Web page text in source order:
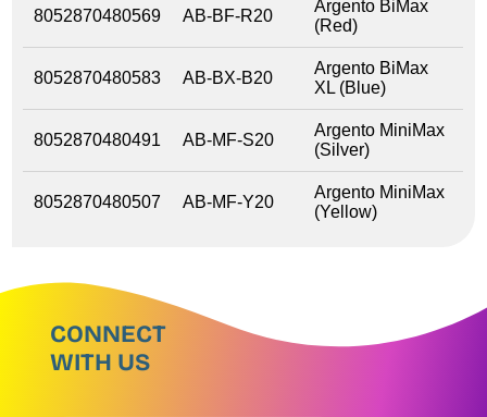
8052870480569 AB-BF-R20
Argento BiMax
(Red)
8052870480583 AB-BX-B20
Argento BiMax
XL (Blue)
8052870480491 AB-MF-S20
Argento MiniMax
(Silver)
8052870480507 AB-MF-Y20
Argento MiniMax
(Yellow)
CONNECT
WITH US